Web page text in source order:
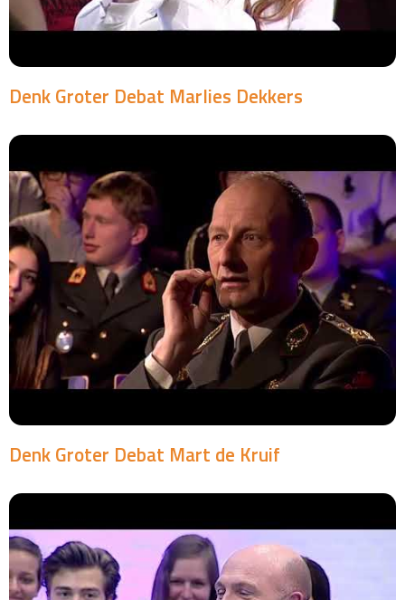
Denk Groter Debat Marlies Dekkers
Denk Groter Debat Mart de Kruif